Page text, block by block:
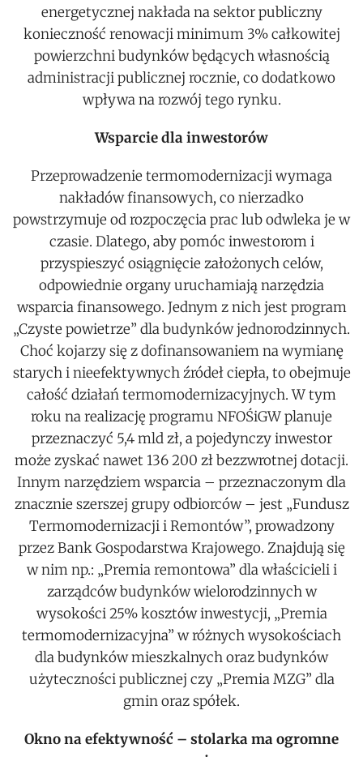
energetycznej nakłada na sektor publiczny
konieczność renowacji minimum 3% całkowitej
powierzchni budynków będących własnością
administracji publicznej rocznie, co dodatkowo
wpływa na rozwój tego rynku.
Wsparcie dla inwestorów
Przeprowadzenie termomodernizacji wymaga
nakładów finansowych, co nierzadko
powstrzymuje od rozpoczęcia prac lub odwleka je w
czasie. Dlatego, aby pomóc inwestorom i
przyspieszyć osiągnięcie założonych celów,
odpowiednie organy uruchamiają narzędzia
wsparcia finansowego. Jednym z nich jest program
„Czyste powietrze” dla budynków jednorodzinnych.
Choć kojarzy się z dofinansowaniem na wymianę
starych i nieefektywnych źródeł ciepła, to obejmuje
całość działań termomodernizacyjnych. W tym
roku na realizację programu NFOŚiGW planuje
przeznaczyć 5,4 mld zł, a pojedynczy inwestor
może zyskać nawet 136 200 zł bezzwrotnej dotacji.
Innym narzędziem wsparcia – przeznaczonym dla
znacznie szerszej grupy odbiorców – jest „Fundusz
Termomodernizacji i Remontów”, prowadzony
przez Bank Gospodarstwa Krajowego. Znajdują się
w nim np.: „Premia remontowa” dla właścicieli i
zarządców budynków wielorodzinnych w
wysokości 25% kosztów inwestycji, „Premia
termomodernizacyjna” w różnych wysokościach
dla budynków mieszkalnych oraz budynków
użyteczności publicznej czy „Premia MZG” dla
gmin oraz spółek.
Okno na efektywność – stolarka ma ogromne